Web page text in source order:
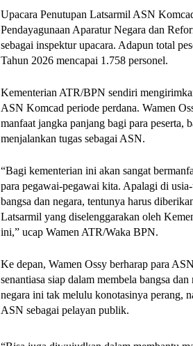
Upacara Penutupan Latsarmil ASN
Pendayagunaan Aparatur Negara dan
sebagai inspektur upacara. Adapun total
Tahun 2026 mencapai 1.758 personel.
Kementerian ATR/BPN sendiri
ASN Komcad periode perdana. Wamen
manfaat jangka panjang bagi para peserta,
menjalankan tugas sebagai ASN.
“Bagi kementerian ini akan sangat
para pegawai-pegawai kita. Apalagi di
bangsa dan negara, tentunya harus
Latsarmil yang diselenggarakan oleh
ini,” ucap Wamen ATR/Waka BPN.
Ke depan, Wamen Ossy berharap para
senantiasa siap dalam membela bangsa
negara ini tak melulu konotasinya perang,
ASN sebagai pelayan publik.